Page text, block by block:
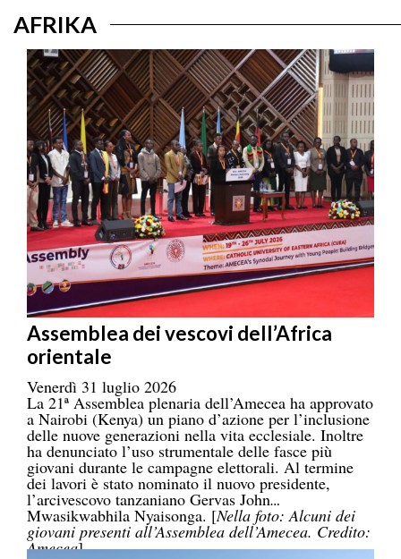
AFRIKA
Assemblea dei vescovi dell’Africa
orientale
Venerdì 31 luglio 2026
La 21ª Assemblea plenaria dell’Amecea ha approvato
a Nairobi (Kenya) un piano d’azione per l’inclusione
delle nuove generazioni nella vita ecclesiale. Inoltre
ha denunciato l’uso strumentale delle fasce più
giovani durante le campagne elettorali. Al termine
dei lavori è stato nominato il nuovo presidente,
l’arcivescovo tanzaniano Gervas John
Mwasikwabhila Nyaisonga. [Nella foto: Alcuni dei
giovani presenti all’Assemblea dell’Amecea. Credito:
Amecea]